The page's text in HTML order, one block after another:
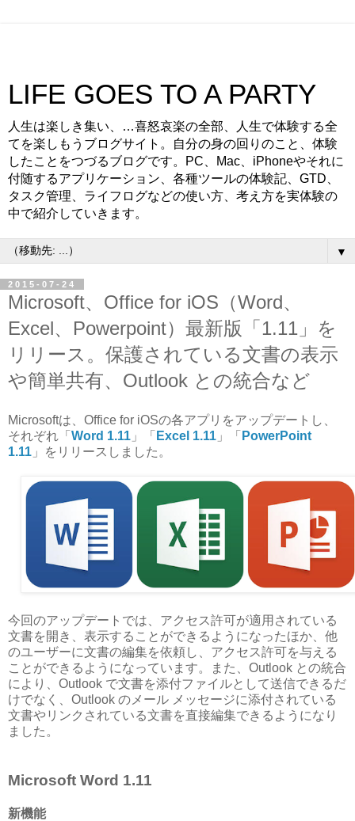
LIFE GOES TO A PARTY
人生は楽しき集い、…喜怒哀楽の全部、人生で体験する全
てを楽しもうブログサイト。自分の身の回りのこと、体験
したことをつづるブログです。PC、Mac、iPhoneやそれに
付随するアプリケーション、各種ツールの体験記、GTD、
タスク管理、ライフログなどの使い方、考え方を実体験の
中で紹介していきます。
▼
2015-07-24
Microsoft、Office for iOS（Word、
Excel、Powerpoint）最新版「1.11」を
リリース。保護されている文書の表示
や簡単共有、Outlook との統合など
Microsoftは、Office for iOSの各アプリをアップデートし、
それぞれ「 Word 1.11 」「 Excel 1.11 」「 PowerPoint
1.11 」をリリースしました。
今回のアップデートでは、アクセス許可が適用されている
文書を開き、表示することができるようになったほか、他
のユーザーに文書の編集を依頼し、アクセス許可を与える
ことができるようになっています。また、Outlook との統合
により、Outlook で文書を添付ファイルとして送信できるだ
けでなく、Outlook のメール メッセージに添付されている
文書やリンクされている文書を直接編集できるようになり
ました。
Microsoft Word 1.11
新機能